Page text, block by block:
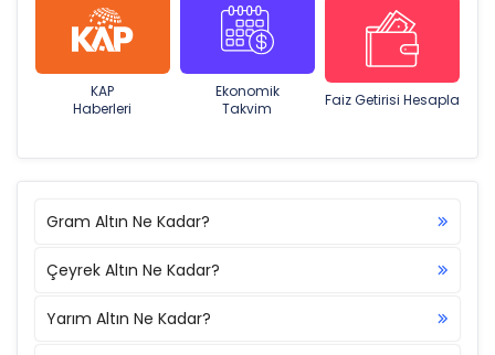
KAP
Haberleri
Ekonomik
Takvim
Faiz Getirisi Hesapla
Gram Altın Ne Kadar?
Çeyrek Altın Ne Kadar?
Yarım Altın Ne Kadar?